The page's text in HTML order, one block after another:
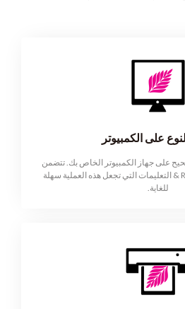
على الكمبيوتر
على جهاز الكمبيوتر الخاص بك. تتضمن
حلول Xin Flying برنامج RIP & التعليمات التي تجعل هذه العملية سهلة
للغاية.